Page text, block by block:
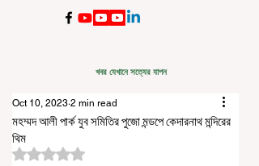
খবর যেখানে সত্যের যাপন
মহম্মদ আলী পার্ক যুব সমিতির পুজো মন্ডপে কেদারনাথ মন্দিরের
থিম
Oct 10, 2023 2 min read
Rated NaN out of 5 stars.